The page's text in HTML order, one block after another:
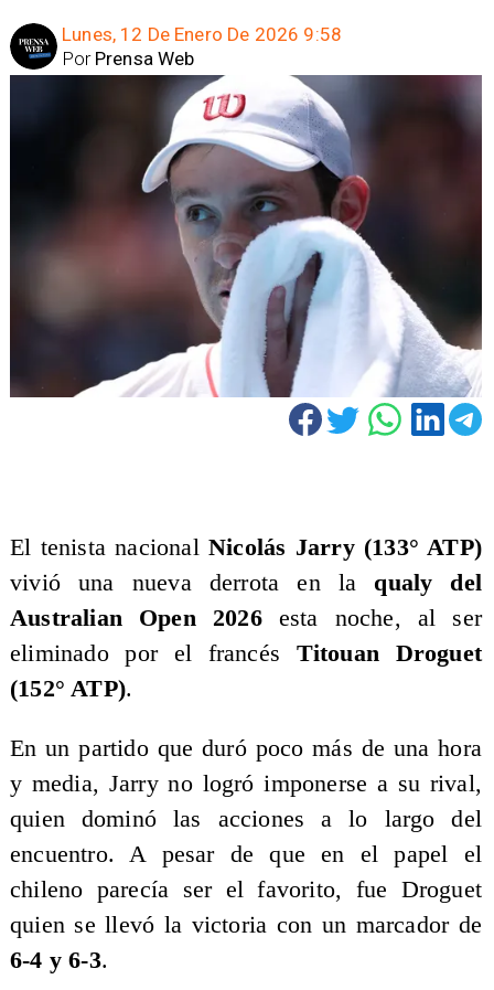
Lunes, 12 De Enero De 2026 9:58
Prensa Web
Por
El tenista nacionalNicolás Jarry (133° ATP)
vivió una nueva derrota en la qualy del
Australian Open 2026esta noche, al ser
eliminado por el francés Titouan Droguet
(152° ATP).
En un partido que duró poco más de una hora
y media, Jarry no logró imponerse a su rival,
quien dominó las acciones a lo largo del
encuentro. A pesar de que en el papel el
chileno parecía ser el favorito, fue Droguet
quien se llevó la victoria con un marcador de
6-4 y 6-3.